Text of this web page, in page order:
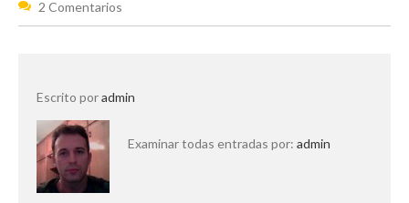
2 Comentarios
Escrito poradmin
Examinar todas entradas por: admin